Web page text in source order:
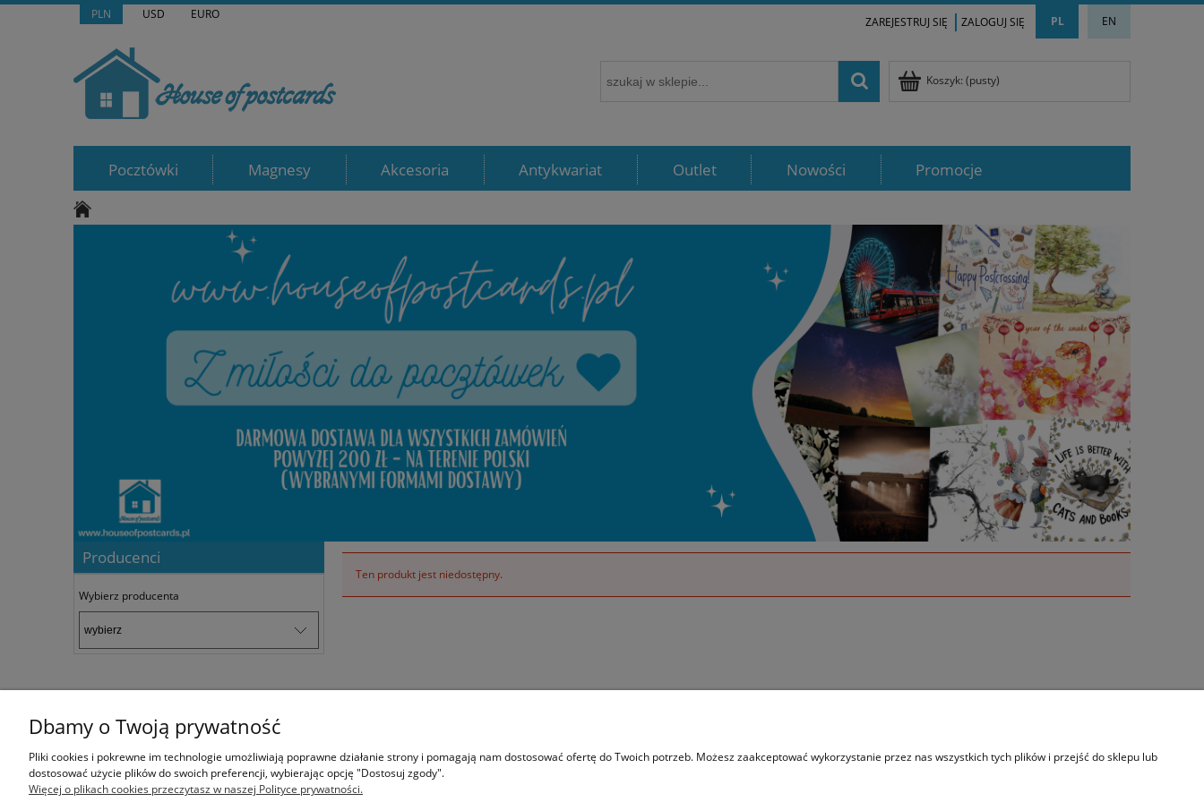
PLN USD EURO PL EN
ZAREJESTRUJ SIĘ ZALOGUJ SIĘ
Koszyk: (pusty)
Pocztówki Magnesy Akcesoria Antykwariat Outlet Nowości Promocje
Producenci
Wybierz producenta
Ten produkt jest niedostępny.
Informacje
Regulamin
Polityka prywatności
Twoje zamówienia
Dbamy o Twoją prywatność
Pliki cookies i pokrewne im technologie umożliwiają poprawne działanie strony i pomagają nam dostosować ofertę do Twoich potrzeb. Możesz zaakceptować wykorzystanie przez nas wszystkich tych plików i przejść do sklepu lub
dostosować użycie plików do swoich preferencji, wybierając opcję "Dostosuj zgody".
Więcej o plikach cookies przeczytasz w naszej Polityce prywatności.